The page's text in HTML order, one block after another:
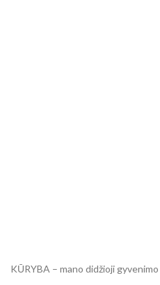
KŪRYBA – mano didžioji gyvenimo